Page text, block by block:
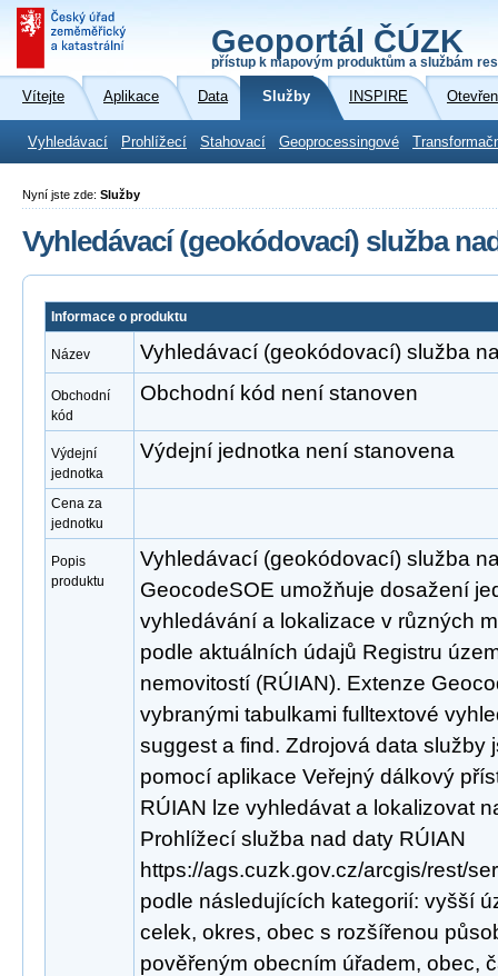
Geoportál ČÚZK
přístup k mapovým produktům a službám
Vítejte Aplikace Data Služby INSPIRE
Vyhledávací Prohlížecí Stahovací Geoprocessingové
Nyní jste zde: Služby
Vyhledávací (geokódovací) služba
Informace o produktu
Název Vyhledávací (geokódovací) služba
Obchodní
kód
Obchodní kód není stanoven
Výdejní
jednotka
Výdejní jednotka není stanovena
Cena za
jednotku
Popis
produktu
Vyhledávací (geokódovací) služba
GeocodeSOE umožňuje dosažení
vyhledávání a lokalizace v různých
podle aktuálních údajů Registru
nemovitostí (RÚIAN). Extenze
vybranými tabulkami fulltextové
suggest a find. Zdrojová data služby
pomocí aplikace Veřejný dálkový
RÚIAN lze vyhledávat a lokalizovat
Prohlížecí služba nad daty RÚIAN
https://ags.cuzk.gov.cz/arcgis/rest/
podle následujících kategorií: vyšší
celek, okres, obec s rozšířenou
pověřeným obecním úřadem, obec,